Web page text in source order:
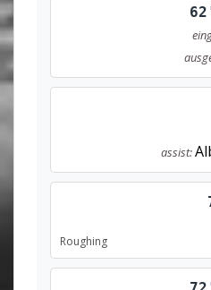
assist:
Roughing